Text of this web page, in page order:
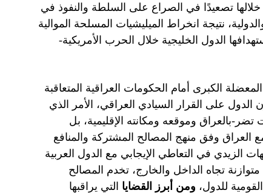
تصعيدًا في الصراع على السلطة والنفوذ في
نتيجة انخراط الميليشيات المسلحة الموالية
الدول الخليجية خلال الحرب الأمريكية-
الكبرى أمام الحكومات العراقية المتعاقبة
على القرار السيادي العراقي، الأمر الذي
بالعراق وموقعه ومكانته الإقليمية، بل
العراق وفق منهج المصالح المشتركة والمنافع
الزيدي في التعاطي الإيجابي مع الدول العربية
تجاه الداخل والخارج، تخدم المصالح
للدول، ومن أبرز القضايا التي يراقبها